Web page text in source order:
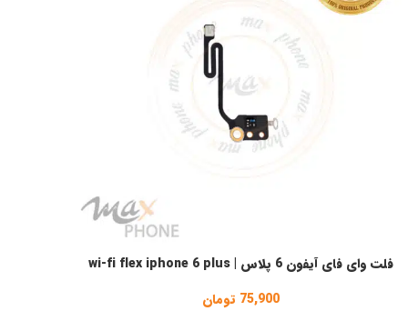
به سبد خرید
فلت وای فای آیفون 6 پلاس | wi-fi flex iphone 6 plus
75,900 تومان